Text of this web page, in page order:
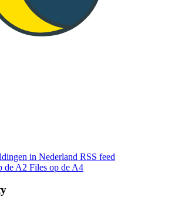
in Nederland RSS feed
de A2 Files op de A4